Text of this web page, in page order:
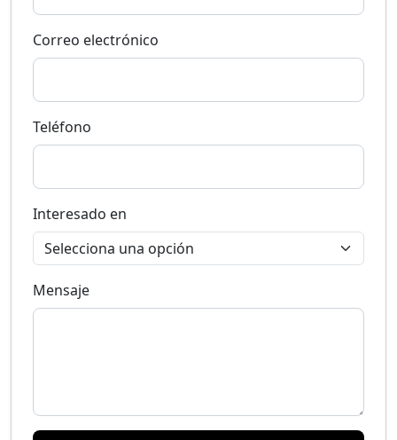
Correo electrónico
Teléfono
Interesado en
Mensaje